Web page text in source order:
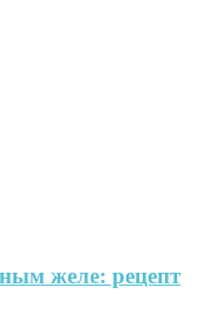
желе: рецепт